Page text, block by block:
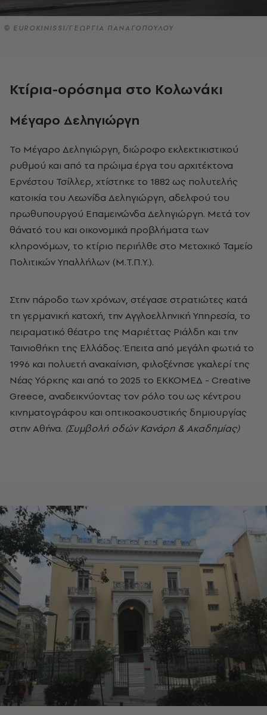
© EUROKINISSI/ΓΕΩΡΓΙΑ ΠΑΝΑΓΟΠΟΥΛΟΥ
Κτίρια-ορόσημα στο Κολωνάκι
Μέγαρο Δεληγιώργη
Το Μέγαρο Δεληγιώργη, διώροφο εκλεκτικιστικού
ρυθμού και από τα πρώιμα έργα του αρχιτέκτονα
Ερνέστου Τσίλλερ, χτίστηκε το 1882 ως πολυτελής
κατοικία του Λεωνίδα Δεληγιώργη, αδελφού του
πρωθυπουργού Επαμεινώνδα Δεληγιώργη. Μετά τον
θάνατό του και οικονομικά προβλήματα των
κληρονόμων, το κτίριο περιήλθε στο Μετοχικό Ταμείο
Πολιτικών Υπαλλήλων (Μ.Τ.Π.Υ.).
Στην πάροδο των χρόνων, στέγασε στρατιώτες κατά
τη γερμανική κατοχή, την Αγγλοελληνική Υπηρεσία, το
πειραματικό θέατρο της Μαριέττας Ριάλδη και την
Ταινιοθήκη της Ελλάδος. Έπειτα από μεγάλη φωτιά το
1996 και πολυετή ανακαίνιση, φιλοξένησε γκαλερί της
Νέας Υόρκης και από το 2025 το ΕΚΚΟΜΕΔ - Creative
Greece, αναδεικνύοντας τον ρόλο του ως κέντρου
κινηματογράφου και οπτικοακουστικής δημιουργίας
στην Αθήνα. (Συμβολή οδών Κανάρη & Ακαδημίας)